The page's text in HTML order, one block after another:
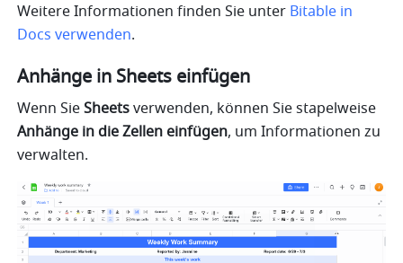
Weitere Informationen finden Sie unter Bitable in
Docs verwenden.
Anhänge in Sheets einfügen
Wenn Sie Sheets
Anhänge in die Zellen einfügen, um Informationen zu
verwalten.